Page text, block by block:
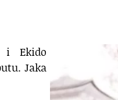
i Ekido
Jaka